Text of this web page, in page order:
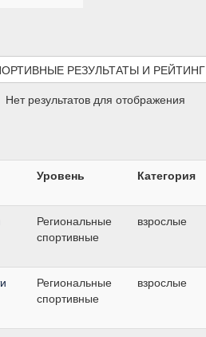
РЕЗУЛЬТАТЫ И РЕЙТИНГ
Нет результатов для отображения
Уровень Категория
Региональные
спортивные
взрослые
Региональные
спортивные
взрослые